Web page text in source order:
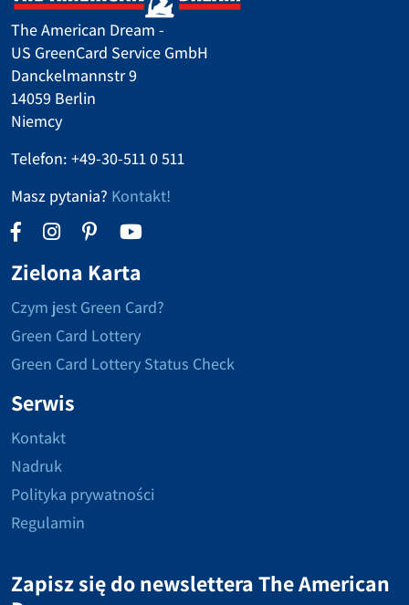
The American Dream -
US GreenCard Service GmbH
Danckelmannstr 9
14059 Berlin
Niemcy
Telefon: +49-30-511 0 511
Masz pytania? Kontakt!
Zielona Karta
Czym jest Green Card?
Green Card Lottery
Green Card Lottery Status Check
Serwis
Kontakt
Nadruk
Polityka prywatności
Regulamin
Zapisz się do newslettera The American